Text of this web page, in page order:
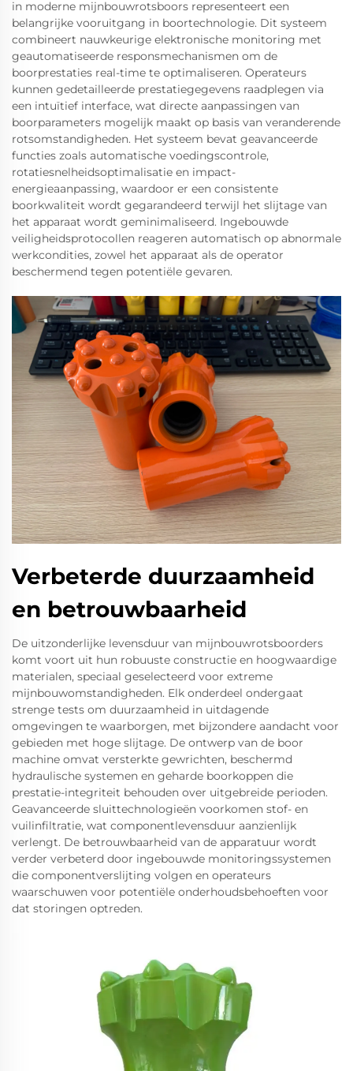
in moderne mijnbouwrotsboors representeert een
belangrijke vooruitgang in boortechnologie. Dit systeem
combineert nauwkeurige elektronische monitoring met
geautomatiseerde responsmechanismen om de
boorprestaties real-time te optimaliseren. Operateurs
kunnen gedetailleerde prestatiegegevens raadplegen via
een intuïtief interface, wat directe aanpassingen van
boorparameters mogelijk maakt op basis van veranderende
rotsomstandigheden. Het systeem bevat geavanceerde
functies zoals automatische voedingscontrole,
rotatiesnelheidsoptimalisatie en impact-
energieaanpassing, waardoor er een consistente
boorkwaliteit wordt gegarandeerd terwijl het slijtage van
het apparaat wordt geminimaliseerd. Ingebouwde
veiligheidsprotocollen reageren automatisch op abnormale
werkcondities, zowel het apparaat als de operator
beschermend tegen potentiële gevaren.
Verbeterde duurzaamheid
en betrouwbaarheid
De uitzonderlijke levensduur van mijnbouwrotsboorders
komt voort uit hun robuuste constructie en hoogwaardige
materialen, speciaal geselecteerd voor extreme
mijnbouwomstandigheden. Elk onderdeel ondergaat
strenge tests om duurzaamheid in uitdagende
omgevingen te waarborgen, met bijzondere aandacht voor
gebieden met hoge slijtage. De ontwerp van de boor
machine omvat versterkte gewrichten, beschermd
hydraulische systemen en geharde boorkoppen die
prestatie-integriteit behouden over uitgebreide perioden.
Geavanceerde sluittechnologieën voorkomen stof- en
vuilinfiltratie, wat componentlevensduur aanzienlijk
verlengt. De betrouwbaarheid van de apparatuur wordt
verder verbeterd door ingebouwde monitoringssystemen
die componentverslijting volgen en operateurs
waarschuwen voor potentiële onderhoudsbehoeften voor
dat storingen optreden.